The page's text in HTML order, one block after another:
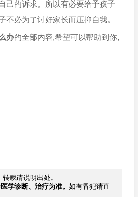
己的诉求。所以有必要给予孩子
必为了讨好家长而压抑自我。
办的全部内容,希望可以帮助到你,
载请说明出处。
学诊断、治疗为准。 如有冒犯请直